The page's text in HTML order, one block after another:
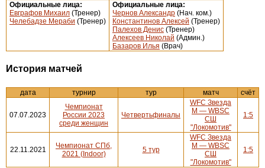
Официальные лица:
Евграфов Михаил (Тренер)
Челебадзе Мераби (Тренер)
Официальные лица:
Чернов Александр (Нач. ком.)
Константинов Алексей (Тренер)
Палехов Денис (Тренер)
Алексеев Николай (Админ.)
Базаров Илья (Врач)
История матчей
дата турнир тур матч счёт
07.07.2023
Чемпионат
России 2023
среди женщин
Четвертьфиналы
WFC Звезда
М — WBSC
СШ
"Локомотив"
1:5
22.11.2021
Чемпионат СПб,
2021 (Indoor)
5 тур
WFC Звезда
М — WBSC
СШ
"Локомотив"
1:5